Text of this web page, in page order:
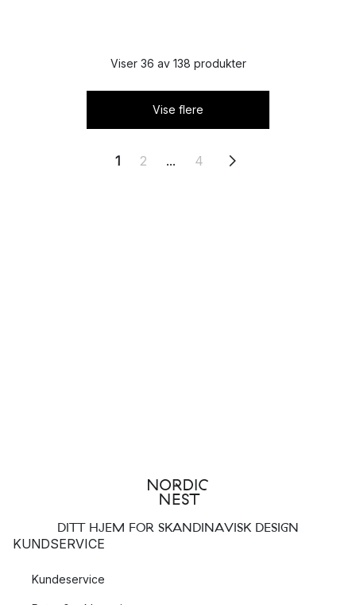
Viser 36 av 138 produkter
Vise flere
1 2 ... 4
DITT HJEM FOR SKANDINAVISK DESIGN
KUNDSERVICE
Kundeservice